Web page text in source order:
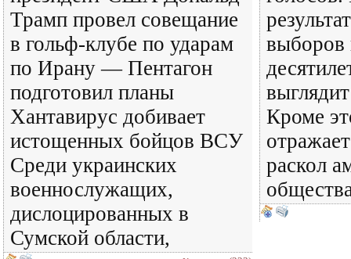
Трамп провел совещание
в гольф-клубе по ударам
по Ирану — Пентагон
подготовил планы
Хантавирус добивает
истощенных бойцов ВСУ
Среди украинских
военнослужащих,
дислоцированных в
Сумской области,
выборов
Кроме
раскол